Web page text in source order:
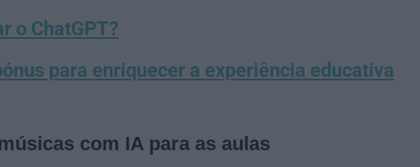
o ChatGPT?
para enriquecer a experiência educativa
com IA para as aulas